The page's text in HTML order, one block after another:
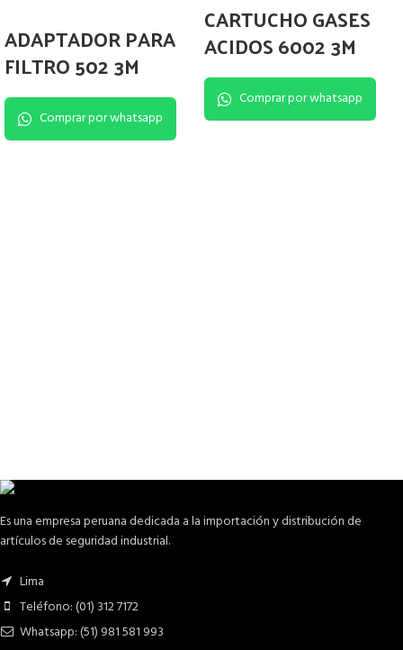
ADAPTADOR PARA
FILTRO 502 3M
Comprar por whatsapp
CARTUCHO GASES
ACIDOS 6002 3M
Comprar por whatsapp
Es una empresa peruana dedicada a la importación y distribución de
artículos de seguridad industrial.
Lima
Teléfono: (01) 312 7172
Whatsapp: (51) 981 581 993